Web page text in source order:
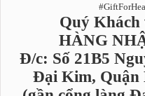
Quý Khách
HÀNG
Đ/c: Số 21B5
Đại Kim, Quận